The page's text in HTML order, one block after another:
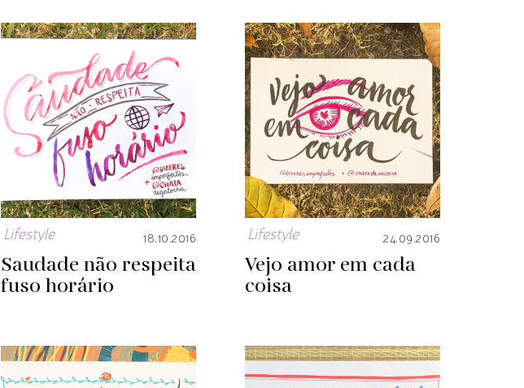
Lifestyle 18.10.2016
Saudade não respeita
fuso horário
Lifestyle 24.09.2016
Vejo amor em cada
coisa